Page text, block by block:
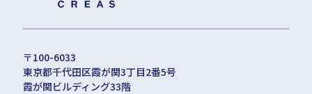
〒100-6033
東京都千代田区霞が関3丁目2番5号
霞が関ビルディング33階